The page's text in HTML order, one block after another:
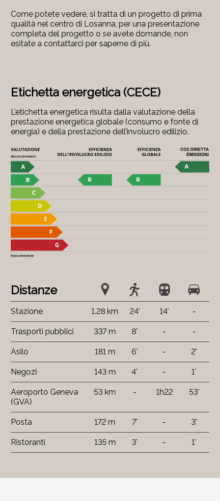
Come potete vedere, si tratta di un progetto di prima
qualità nel centro di Losanna, per una presentazione
completa del progetto o se avete domande, non
esitate a contattarci per saperne di più.
Etichetta energetica (CECE)
L’etichetta energetica risulta dalla valutazione della
prestazione energetica globale (consumo e fonte di
energia) e della prestazione dell’involucro edilizio.
Distanze
Stazione 1.28 km 24' 14' -
Trasporti pubblici 337 m 8' - -
Asilo 181 m 6' - 2'
Negozi 143 m 4' - 1'
Aeroporto Geneva
(GVA)
53 km - 1h22 53'
Posta 172 m 7' - 3'
Ristoranti 135 m 3' - 1'